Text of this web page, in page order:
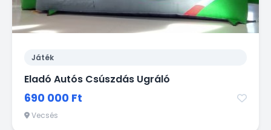
Játék
Eladó Autós Csúszdás Ugráló
690 000 Ft
Vecsés